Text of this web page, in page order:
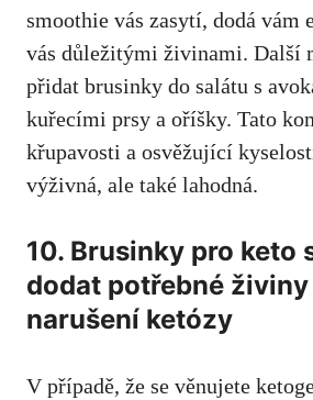
smoothie vás zasytí, dodá vám
vás důležitými živinami. Další
přidat brusinky do salátu s
kuřecími prsy a oříšky. Tato
křupavosti a osvěžující
výživná, ale také lahodná.
10. Brusinky pro keto
dodat potřebné živiny
narušení ketózy
V případě, že se věnujete